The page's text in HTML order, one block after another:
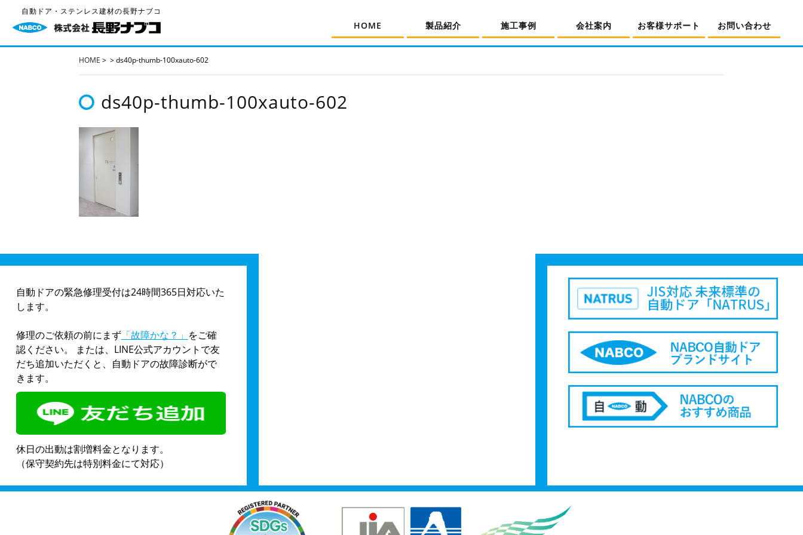
自動ドア・ステンレス建材の長野ナブコ
HOME 製品紹介 施工事例 会社案内 お客様サポート お問い合わせ
HOME > >ds40p-thumb-100xauto-602
ds40p-thumb-100xauto-602
自動ドアの緊急修理受付は24時間365日対応いた
します。
修理のご依頼の前にまず「故障かな？」 をご確
認ください。 または、LINE公式アカウントで友
だち追加いただくと、自動ドアの故障診断がで
きます。
休日の出動は割増料金となります。
（保守契約先は特別料金にて対応）